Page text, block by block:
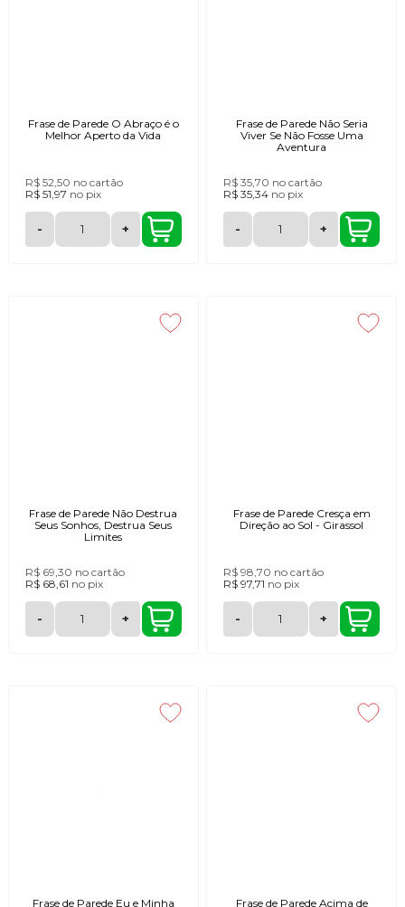
Frase de Parede O Abraço é o
Melhor Aperto da Vida
R$ 52,50 no cartão
R$ 51,97 no pix
- +
Frase de Parede Não Seria
Viver Se Não Fosse Uma
Aventura
R$ 35,70 no cartão
R$ 35,34 no pix
- +
Frase de Parede Não Destrua
Seus Sonhos, Destrua Seus
Limites
R$ 69,30 no cartão
R$ 68,61 no pix
- +
Frase de Parede Cresça em
Direção ao Sol - Girassol
R$ 98,70 no cartão
R$ 97,71 no pix
- +
Frase de Parede Eu e Minha
Frase de Parede Acima de